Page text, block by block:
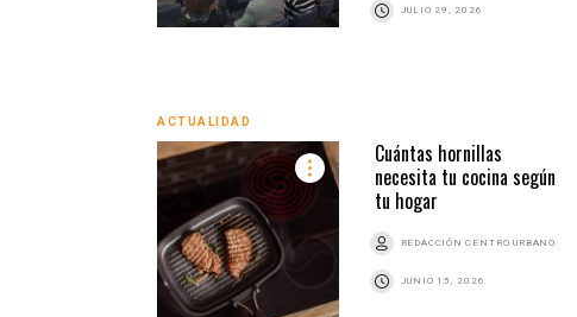
JULIO 29, 2026
ACTUALIDAD
Cuántas hornillas
necesita tu cocina según
tu hogar
REDACCIÓN CENTRO URBANO
JUNIO 15, 2026